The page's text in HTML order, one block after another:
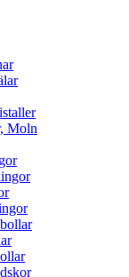
Moln